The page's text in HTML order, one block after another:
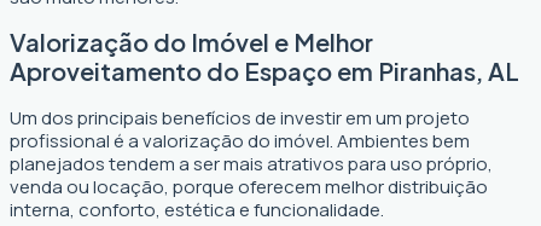
Valorização do Imóvel e Melhor
Aproveitamento do Espaço em Piranhas, AL
Um dos principais benefícios de investir em um projeto
profissional é a valorização do imóvel. Ambientes bem
planejados tendem a ser mais atrativos para uso próprio,
venda ou locação, porque oferecem melhor distribuição
interna, conforto, estética e funcionalidade.